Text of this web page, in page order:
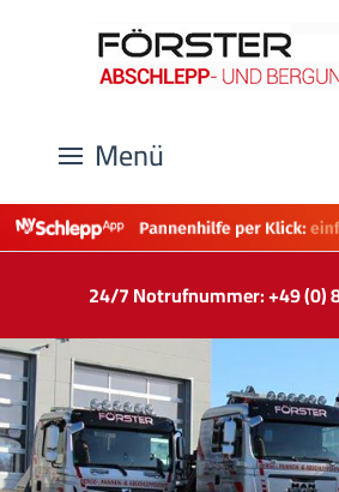
Menü
24/7 Notrufnummer: +49 (0)